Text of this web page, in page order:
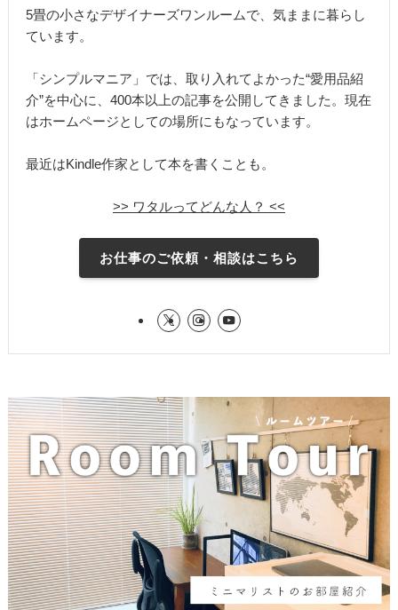
5畳の小さなデザイナーズワンルームで、気ままに暮らし
ています。
「シンプルマニア」では、取り入れてよかった“愛用品紹
介”を中心に、400本以上の記事を公開してきました。現在
はホームページとしての場所にもなっています。
最近はKindle作家として本を書くことも。
>> ワタルってどんな人？ <<
お仕事のご依頼・相談はこちら